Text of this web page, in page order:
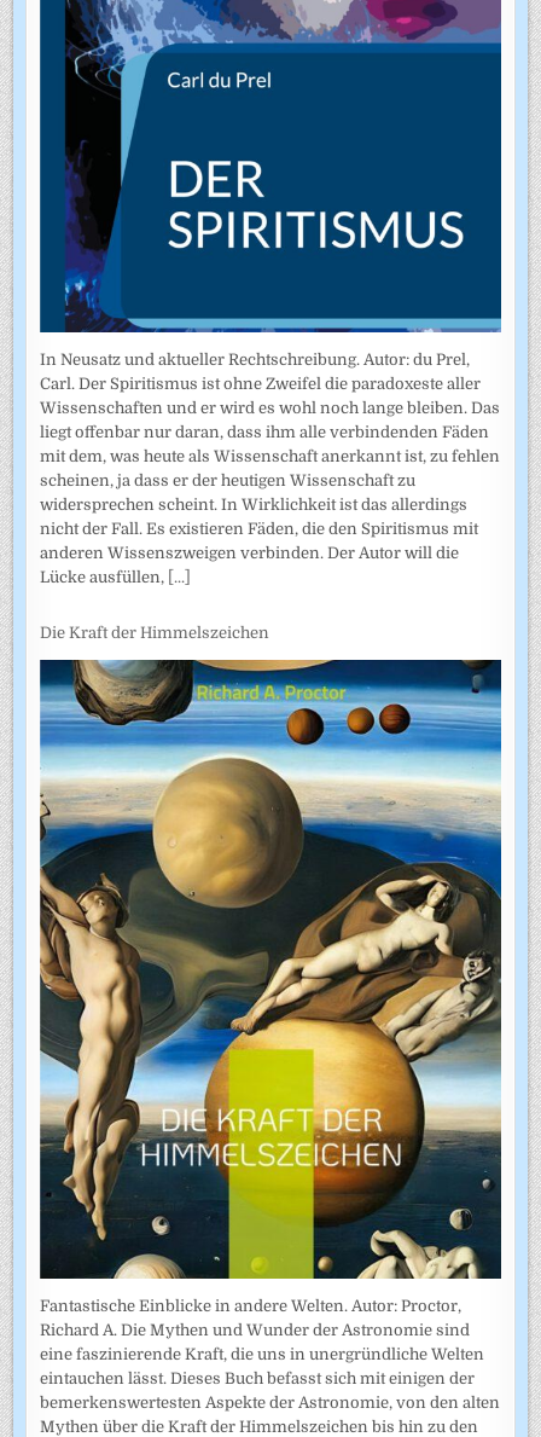
In Neusatz und aktueller Rechtschreibung. Autor: du Prel,
Carl. Der Spiritismus ist ohne Zweifel die paradoxeste aller
Wissenschaften und er wird es wohl noch lange bleiben. Das
liegt offenbar nur daran, dass ihm alle verbindenden Fäden
mit dem, was heute als Wissenschaft anerkannt ist, zu fehlen
scheinen, ja dass er der heutigen Wissenschaft zu
widersprechen scheint. In Wirklichkeit ist das allerdings
nicht der Fall. Es existieren Fäden, die den Spiritismus mit
anderen Wissenszweigen verbinden. Der Autor will die
Lücke ausfüllen, [...]
Die Kraft der Himmelszeichen
Fantastische Einblicke in andere Welten. Autor: Proctor,
Richard A. Die Mythen und Wunder der Astronomie sind
eine faszinierende Kraft, die uns in unergründliche Welten
eintauchen lässt. Dieses Buch befasst sich mit einigen der
bemerkenswertesten Aspekte der Astronomie, von den alten
Mythen über die Kraft der Himmelszeichen bis hin zu den